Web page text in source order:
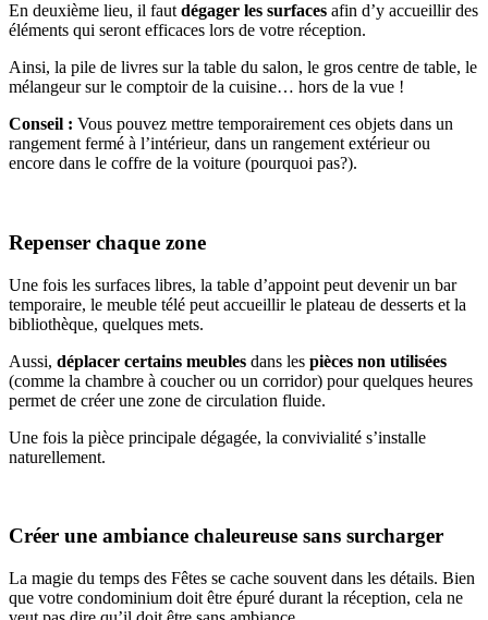
En deuxième lieu, il faut dégager les surfaces afin d’y accueillir des
éléments qui seront efficaces lors de votre réception.
Ainsi, la pile de livres sur la table du salon, le gros centre de table, le
mélangeur sur le comptoir de la cuisine… hors de la vue !
Conseil : Vous pouvez mettre temporairement ces objets dans un
rangement fermé à l’intérieur, dans un rangement extérieur ou
encore dans le coffre de la voiture (pourquoi pas?).
Repenser chaque zone
Une fois les surfaces libres, la table d’appoint peut devenir un bar
temporaire, le meuble télé peut accueillir le plateau de desserts et la
bibliothèque, quelques mets.
Aussi, déplacer certains meubles dans les pièces non utilisées
(comme la chambre à coucher ou un corridor) pour quelques heures
permet de créer une zone de circulation fluide.
Une fois la pièce principale dégagée, la convivialité s’installe
naturellement.
Créer une ambiance chaleureuse sans surcharger
La magie du temps des Fêtes se cache souvent dans les détails. Bien
que votre condominium doit être épuré durant la réception, cela ne